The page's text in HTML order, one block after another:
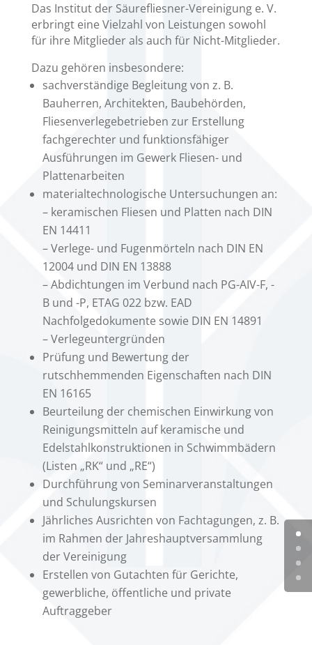
Das Institut der Säurefliesner-Vereinigung e. V.
erbringt eine Vielzahl von Leistungen sowohl
für ihre Mitglieder als auch für Nicht-Mitglieder.
Dazu gehören insbesondere:
sachverständige Begleitung von z. B.
Bauherren, Architekten, Baubehörden,
Fliesenverlegebetrieben zur Erstellung
fachgerechter und funktionsfähiger
Ausführungen im Gewerk Fliesen- und
Plattenarbeiten
materialtechnologische Untersuchungen an:
– keramischen Fliesen und Platten nach DIN
EN 14411
– Verlege- und Fugenmörteln nach DIN EN
12004 und DIN EN 13888
– Abdichtungen im Verbund nach PG-AIV-F, -
B und -P, ETAG 022 bzw. EAD
Nachfolgedokumente sowie DIN EN 14891
– Verlegeuntergründen
Prüfung und Bewertung der
rutschhemmenden Eigenschaften nach DIN
EN 16165
Beurteilung der chemischen Einwirkung von
Reinigungsmitteln auf keramische und
Edelstahlkonstruktionen in Schwimmbädern
(Listen „RK“ und „RE“)
Durchführung von Seminarveranstaltungen
und Schulungskursen
Jährliches Ausrichten von Fachtagungen, z. B.
im Rahmen der Jahreshauptversammlung
der Vereinigung
Erstellen von Gutachten für Gerichte,
gewerbliche, öffentliche und private
Auftraggeber